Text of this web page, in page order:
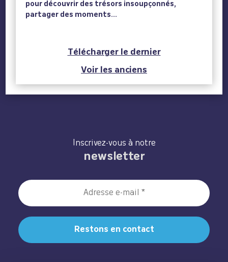
pour découvrir des trésors insoupçonnés,
partager des moments...
Télécharger le dernier
Voir les anciens
Inscrivez-vous à notre
newsletter